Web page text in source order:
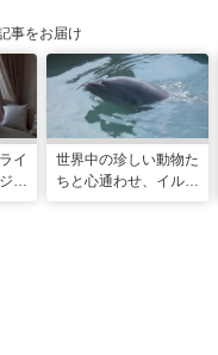
事をお届け
イ
と
世界中の珍しい動物た
ちと心通わせ、イルカ